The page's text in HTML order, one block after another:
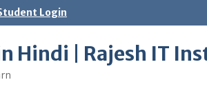
Login
Hindi | Rajesh IT